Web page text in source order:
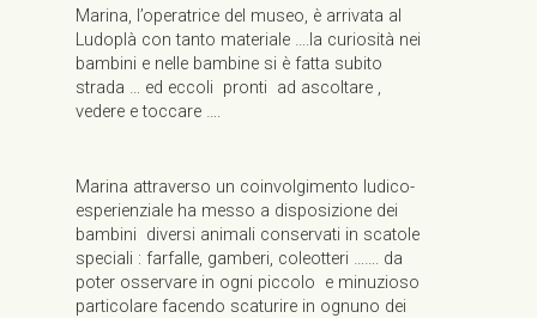
Marina, l’operatrice del museo, è arrivata al
Ludoplà con tanto materiale ….la curiosità nei
bambini e nelle bambine si è fatta subito
strada … ed eccoli pronti ad ascoltare ,
vedere e toccare ….
Marina attraverso un coinvolgimento ludico-
esperienziale ha messo a disposizione dei
bambini diversi animali conservati in scatole
speciali : farfalle, gamberi, coleotteri ……. da
poter osservare in ogni piccolo e minuzioso
particolare facendo scaturire in ognuno dei